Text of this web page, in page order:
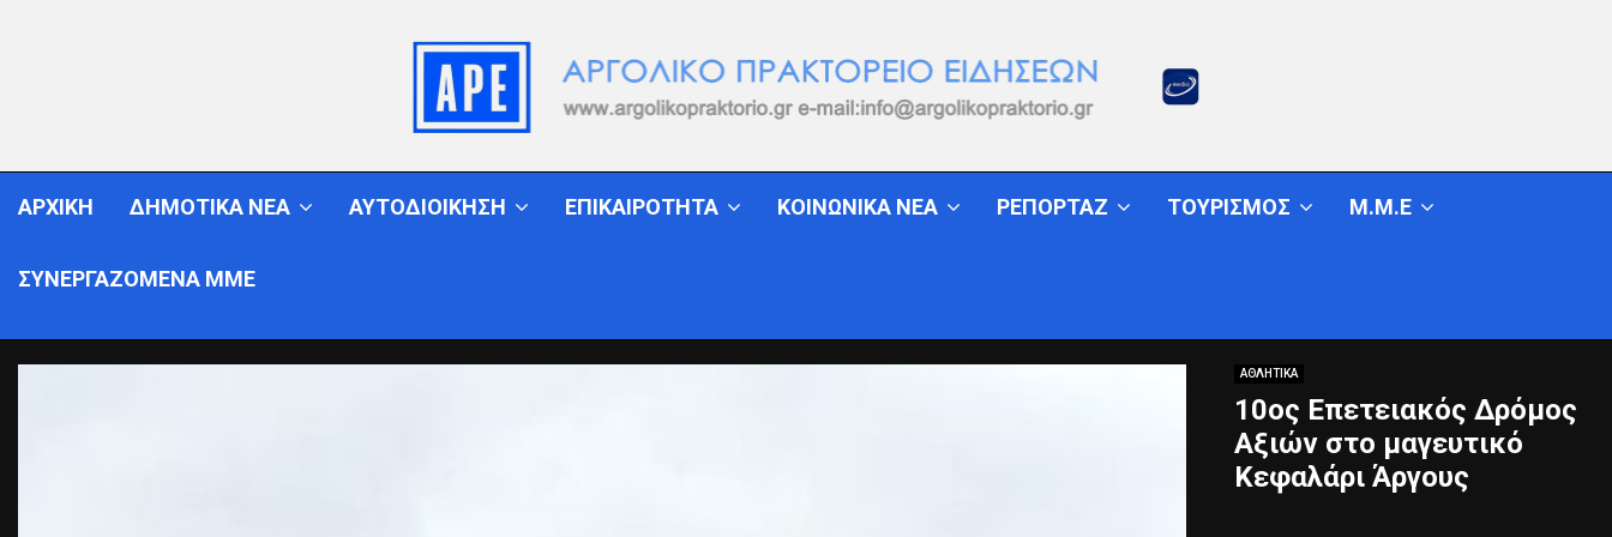
ΑΡΧΙΚΗ ΔΗΜΟΤΙΚΑ ΝΕΑ ΑΥΤΟΔΙΟΙΚΗΣΗ ΕΠΙΚΑΙΡΟΤΗΤΑ ΚΟΙΝΩΝΙΚΑ ΝΕΑ ΡΕΠΟΡΤΑΖ ΤΟΥΡΙΣΜΟΣ Μ.Μ.Ε
ΣΥΝΕΡΓΑΖΟΜΕΝΑ ΜΜΕ
ΑΘΛΗΤΙΚΑ
10ος Επετειακός Δρόμος
Αξιών στο μαγευτικό
Κεφαλάρι Άργους